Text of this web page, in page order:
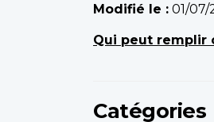
Modifié le : 01/07/
Qui peut remplir
Catégories